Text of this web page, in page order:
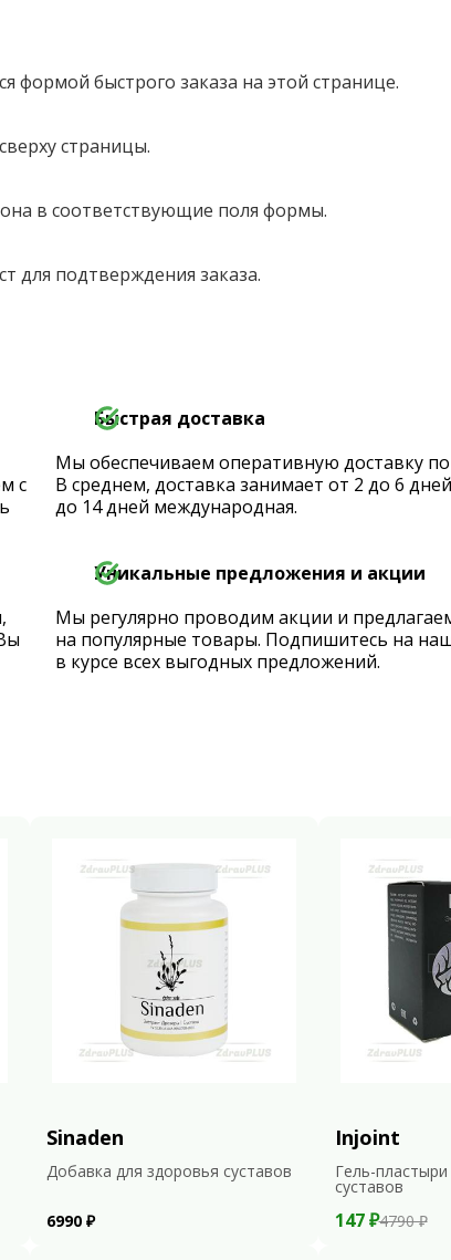
формой быстрого заказа на этой странице.
страницы.
в соответствующие поля формы.
для подтверждения заказа.
с
Быстрая доставка
Мы обеспечиваем оперативную доставку по
В среднем, доставка занимает от 2 до 6
до 14 дней международная.
Уникальные предложения и акции
Мы регулярно проводим акции и
на популярные товары. Подпишитесь на
в курсе всех выгодных предложений.
Sinaden
Добавка для здоровья суставов
6990 ₽
Injoint
Гель-
суставов
147 ₽4790 ₽